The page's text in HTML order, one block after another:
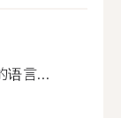
语言...